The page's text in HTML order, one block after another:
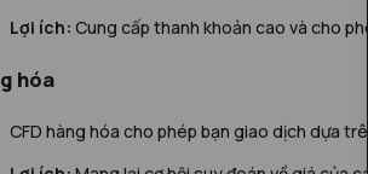
Lợi ích: Cung cấp thanh khoản cao và cho
hóa
CFD hàng hóa cho phép bạn giao dịch dựa